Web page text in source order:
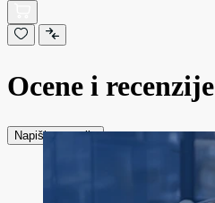
Ocene i recenzije
Napiši recenziju